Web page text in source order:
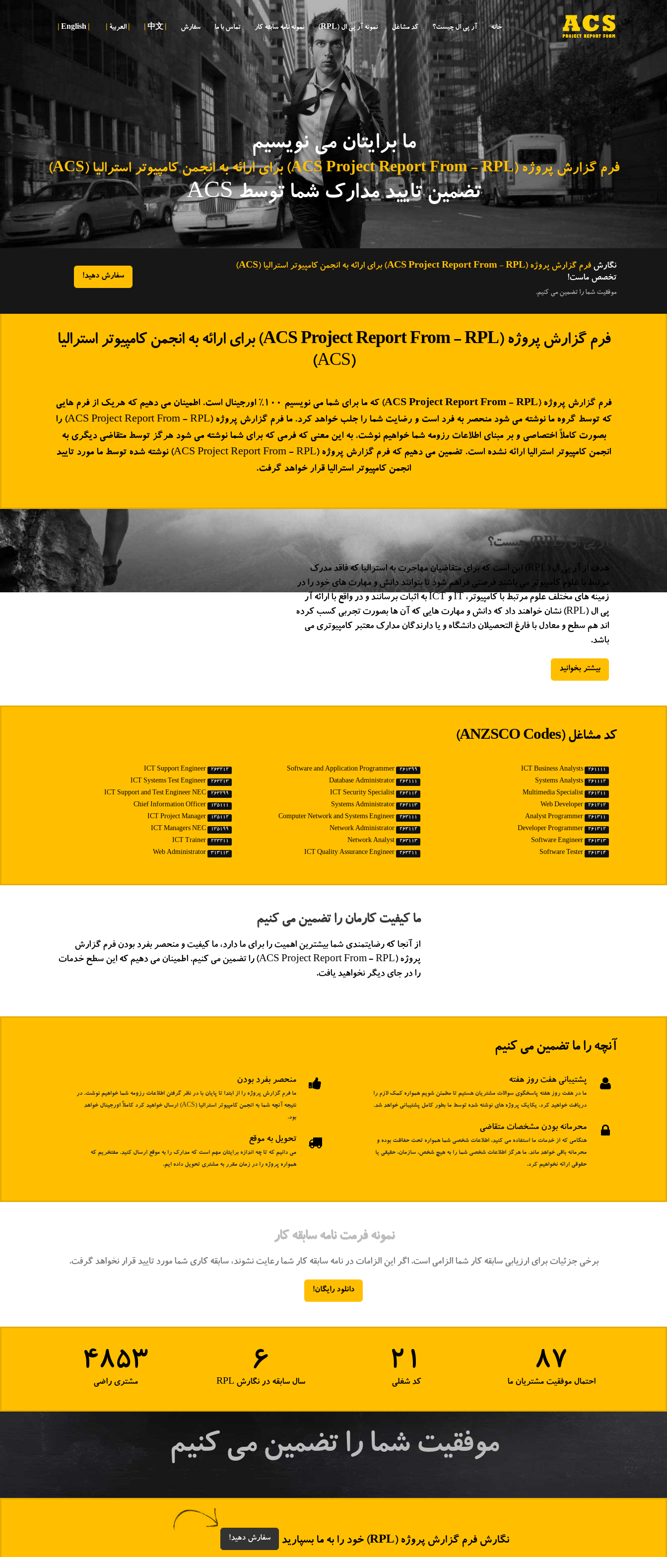
العربية سفارش تماس با ما نمونه نامه سابقه کار نمونه آر پی ال (RPL) کد مشاغل آر پی ال چیست؟ خانه
ما برایتان می نویسیم
فرم گزارش پروژه (ACS Project Report From - RPL) برای ارائه به انجمن کامپیوتر استرالیا (ACS)
تضمین تایید مدارک شما توسط ACS
سفارش دهید!
نگارش فرم گزارش پروژه (ACS Project Report From - RPL) برای ارائه به انجمن کامپیوتر استرالیا (ACS)
تخصص ماست!
موفقیت شما را تضمین می کنیم.
فرم گزارش پروژه (ACS Project Report From - RPL)
برای ارائه به انجمن کامپیوتر استرالیا
(ACS)
فرم گزارش پروژه (ACS Project Report From - RPL)
که ما برای شما می نویسیم 100% اورجینال است. اطمینان می دهیم که هریک از فرم هایی
که توسط گروه ما نوشته می شود منحصر به فرد است و رضایت شما را جلب خواهد کرد. ما فرم گزارش پروژه (ACS Project Report From - RPL) را
بصورت کاملاً اختصاصی و بر مبنای اطلاعات رزومه شما خواهیم نوشت. به این معنی که فرمی که برای شما نوشته می شود هرگز توسط متقاضی دیگری به
انجمن کامپیوتر استرالیا ارائه نشده است. تضمین می دهیم که فرم گزارش پروژه (ACS Project Report From - RPL) نوشته شده توسط ما مورد تایید
انجمن کامپیوتر استرالیا قرار خواهد گرفت.
آر پی ال (RPL) چیست؟
هدف از آر پی ال (RPL) این است که برای متقاضیان مهاجرت به استرالیا که فاقد مدرک
مرتبط با علوم کامپیوتر می باشند فرصتی فراهم شود تا بتوانند دانش و مهارت های خود را در
زمینه های مختلف علوم مرتبط با کامپیوتر، IT و ICT به اثبات برسانند و در واقع با ارائه آر
پی ال (RPL) نشان خواهند داد که دانش و مهارت هایی که آن ها بصورت تجربی کسب کرده
اند هم سطح و معادل با فارغ التحصیلان دانشگاه و یا دارندگان مدارک معتبر کامپیوتری می
باشد.
بیشتر بخوانید
کد مشاغل (ANZSCO Codes)
263212
ICT Support Engineer
263213
ICT Systems Test Engineer
263299
ICT Support and Test Engineer NEC
135111
Chief Information Officer
135112
ICT Project Manager
135199
ICT Managers NEC
223211
ICT Trainer
313113
Web Administrator
261399
Software and Application Programmer
262111
Database Administrator
262112
ICT Security Specialist
262113
Systems Administrator
263111
Computer Network and Systems Engineer
263112
Network Administrator
263113
Network Analyst
263211
ICT Quality Assurance Engineer
261111
ICT Business Analysts
261112
Systems Analysts
261211
Multimedia Specialist
261212
Web Developer
261311
Analyst Programmer
261312
Developer Programmer
261313
Software Engineer
261314
Software Tester
ما کیفیت کارمان را تضمین می کنیم
از آنجا که رضایتمندی شما بیشترین اهمیت را برای ما دارد، ما کیفیت و منحصر بفرد بودن فرم گزارش
پروژه (ACS Project Report From - RPL) را تضمین می کنیم. اطمینان می دهیم که این سطح خدمات
را در جای دیگر نخواهید یافت.
آنچه را ماتضمینمی کنیم
منحصر بفرد بودن
ما فرم گزارش پروژه را از ابتدا تا پایان با در نظر گرفتن اطلاعات رزومه شما خواهیم نوشت. در
نتیجه آنچه شما به انجمن کامپیوتر استرالیا (ACS) ارسال خواهید کرد کاملاً اورجینال خواهد
بود.
تحویل به موقع
می دانیم که تا چه اندازه برایتان مهم است که مدارک را به موقع ارسال کنید. مفتخریم که
همواره پروژه را در زمان مقرر به مشتری تحویل داده ایم.
پشتیبانی هفت روز هفته
ما در هفت روز هفته پاسخگوی سوالات مشتریان هستیم تا مطمئن شویم همواره کمک لازم را
دریافت خواهید کرد. یکایک پروژه های نوشته شده توسط ما بطور کامل پشتیبانی خواهد شد.
محرمانه بودن مشخصات متقاضی
هنگامی که از خدمات ما استفاده می کنید، اطلاعات شخصی شما همواره تحت حفاظت بوده و
محرمانه باقی خواهد ماند. ما هرگز اطلاعات شخصی شما را به هیچ شخص، سازمان، حقیقی یا
حقوقی ارائه نخواهیم کرد.
نمونه فرمت نامه سابقه کار
برخی جزئیات برای ارزیابی سابقه کار شما الزامی است. اگر این الزامات در نامه سابقه کار شما رعایت نشوند، سابقه کاری شما مورد تایید قرار نخواهد گرفت.
دانلود رایگان!
5600+
مشتری راضی
7
سال سابقه در نگارش RPL
24
کد شغلی
100%
احتمال موفقیت مشتریان ما
موفقیت شما را تضمین می کنیم
نگارشفرم گزارش پروژه (RPL) خود را به ما بسپارید سفارش دهید!